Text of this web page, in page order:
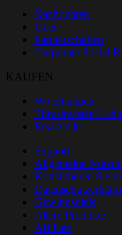
Nachrichten
Über
Partnerschaften
Corporate Social
KAUFEN
Wo erhältlich
Thrustmaster E-
Ersatzteile
Support
Allgemeine
Kontaktieren Sie
Gewinnspiels
Ältere Produkte
Affiliate